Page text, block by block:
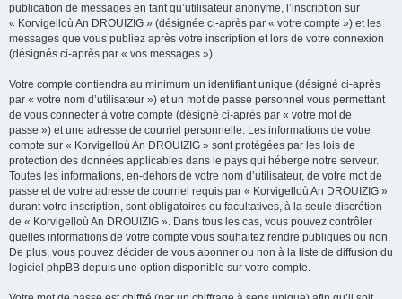
publication de messages en tant qu’utilisateur anonyme, l’inscription sur
« Korvigelloù An DROUIZIG » (désignée ci-après par « votre compte ») et les
messages que vous publiez après votre inscription et lors de votre connexion
(désignés ci-après par « vos messages »).
Votre compte contiendra au minimum un identifiant unique (désigné ci-après
par « votre nom d’utilisateur ») et un mot de passe personnel vous permettant
de vous connecter à votre compte (désigné ci-après par « votre mot de
passe ») et une adresse de courriel personnelle. Les informations de votre
compte sur « Korvigelloù An DROUIZIG » sont protégées par les lois de
protection des données applicables dans le pays qui héberge notre serveur.
Toutes les informations, en-dehors de votre nom d’utilisateur, de votre mot de
passe et de votre adresse de courriel requis par « Korvigelloù An DROUIZIG »
durant votre inscription, sont obligatoires ou facultatives, à la seule discrétion
de « Korvigelloù An DROUIZIG ». Dans tous les cas, vous pouvez contrôler
quelles informations de votre compte vous souhaitez rendre publiques ou non.
De plus, vous pouvez décider de vous abonner ou non à la liste de diffusion du
logiciel phpBB depuis une option disponible sur votre compte.